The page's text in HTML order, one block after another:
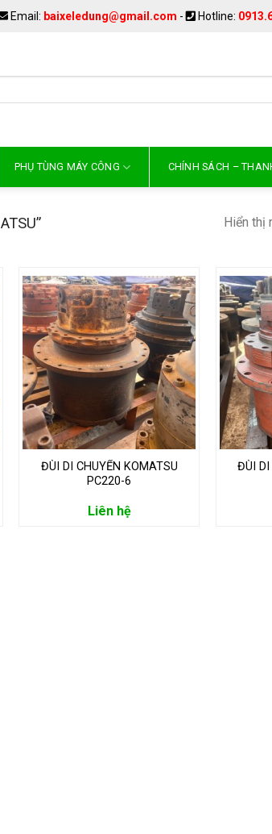
Email: baixeledung@gmail.com - Hotline:
PHỤ TÙNG MÁY CÔNG CHÍNH SÁCH –
Hiển thị
ĐÙI DI CHUYỂN KOMATSU
PC220-6
Liên hệ
ĐÙI DI